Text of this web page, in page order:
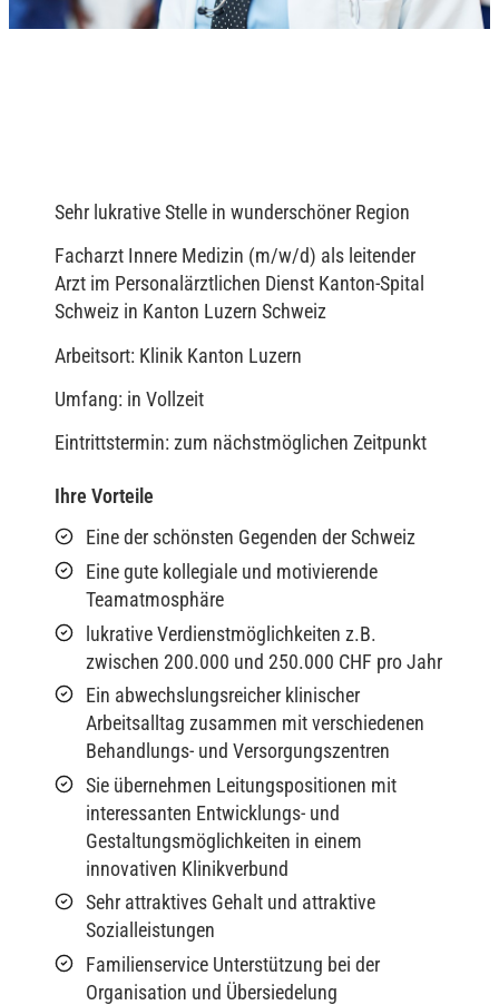
Sehr lukrative Stelle in wunderschöner Region
Facharzt Innere Medizin (m/w/d) als leitender
Arzt im Personalärztlichen Dienst Kanton-Spital
Schweiz in Kanton Luzern Schweiz
Arbeitsort: Klinik Kanton Luzern
Umfang: in Vollzeit
Eintrittstermin: zum nächstmöglichen Zeitpunkt
Ihre Vorteile
Eine der schönsten Gegenden der Schweiz
Eine gute kollegiale und motivierende
Teamatmosphäre
lukrative Verdienstmöglichkeiten z.B.
zwischen 200.000 und 250.000 CHF pro Jahr
Ein abwechslungsreicher klinischer
Arbeitsalltag zusammen mit verschiedenen
Behandlungs- und Versorgungszentren
Sie übernehmen Leitungspositionen mit
interessanten Entwicklungs- und
Gestaltungsmöglichkeiten in einem
innovativen Klinikverbund
Sehr attraktives Gehalt und attraktive
Sozialleistungen
Familienservice Unterstützung bei der
Organisation und Übersiedelung